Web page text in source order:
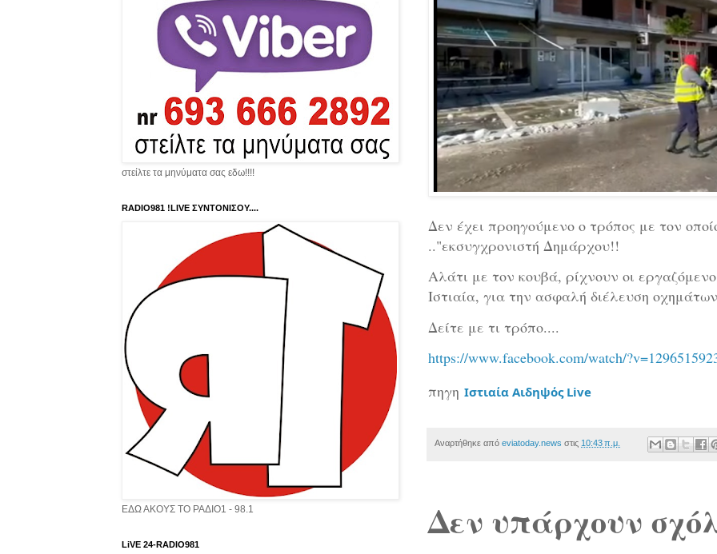
Δεν έχει προηγούμενο ο τρόπος με τον
.."εκσυγχρονιστή Δημάρχου!!
Αλάτι με τον κουβά, ρίχνουν οι
Ιστιαία, για την ασφαλή διέλευση
Δείτε με τι τρόπο....
https://www.facebook.com/watch/
πηγη Ιστιαία Αιδηψός Live
Αναρτήθηκε από eviatoday.news στις 10:43 π.μ.
Δεν υπάρχουν
στείλτε τα μηνύματα σας εδω!!!!
RADIO981 !LIVE ΣΥΝΤΟΝΙΣΟΥ....
ΕΔΩ ΑΚΟΥΣ ΤΟ ΡΑΔΙΟ1 - 98.1
LiVE 24-RADIO981